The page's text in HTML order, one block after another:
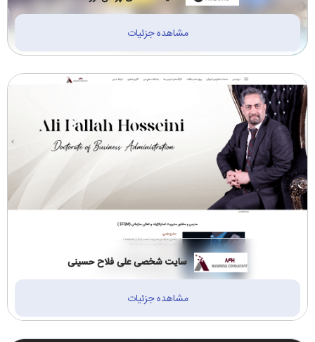
مشاهده جزئیات
سایت شخصی علی فلاح حسینی
مشاهده جزئیات